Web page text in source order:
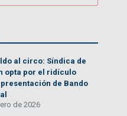
al circo: Síndica de
opta por el ridículo
de Bando
de 2026